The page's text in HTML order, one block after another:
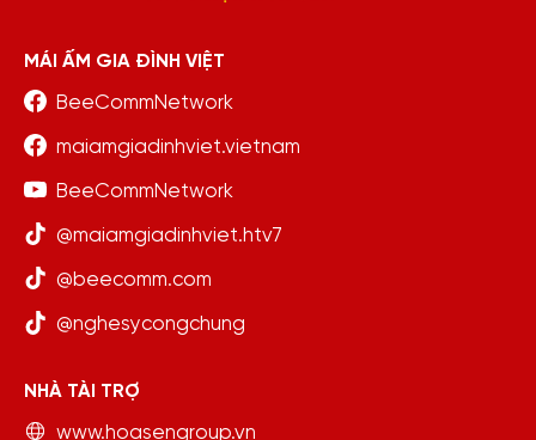
MÁI ẤM GIA ĐÌNH VIỆT
BeeCommNetwork
maiamgiadinhviet.vietnam
BeeCommNetwork
@maiamgiadinhviet.htv7
@beecomm.com
@nghesycongchung
NHÀ TÀI TRỢ
www.hoasengroup.vn